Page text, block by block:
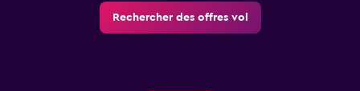
Rechercher des offres vol